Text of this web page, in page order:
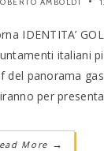
IDENTITA’
italiani
del panorama
per
More →